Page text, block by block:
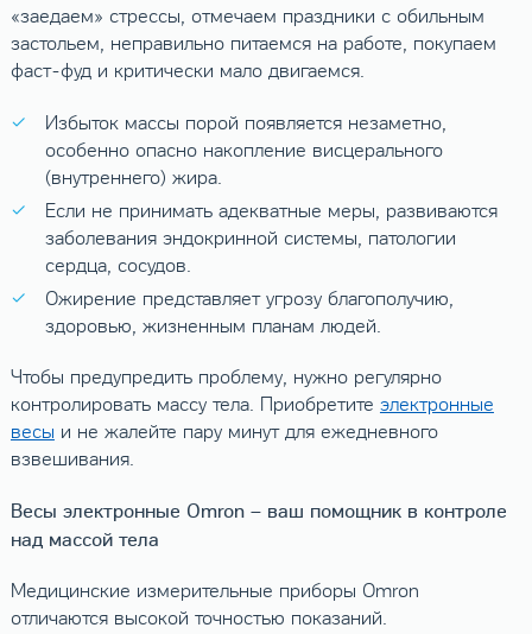
«заедаем» стрессы, отмечаем праздники с обильным
застольем, неправильно питаемся на работе, покупаем
фаст-фуд и критически мало двигаемся.
Избыток массы порой появляется незаметно,
особенно опасно накопление висцерального
(внутреннего) жира.
Если не принимать адекватные меры, развиваются
заболевания эндокринной системы, патологии
сердца, сосудов.
Ожирение представляет угрозу благополучию,
здоровью, жизненным планам людей.
Чтобы предупредить проблему, нужно регулярно
контролировать массу тела. Приобретите электронные
весы и не жалейте пару минут для ежедневного
взвешивания.
Весы электронные Omron – ваш помощник в контроле
над массой тела
Медицинские измерительные приборы Omron
отличаются высокой точностью показаний.